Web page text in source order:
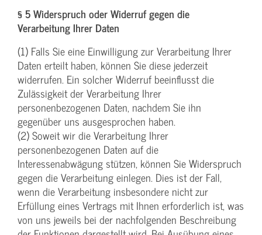
§ 5 Widerspruch oder Widerruf gegen die
Verarbeitung Ihrer Daten
(1) Falls Sie eine Einwilligung zur Verarbeitung Ihrer
Daten erteilt haben, können Sie diese jederzeit
widerrufen. Ein solcher Widerruf beeinflusst die
Zulässigkeit der Verarbeitung Ihrer
personenbezogenen Daten, nachdem Sie ihn
gegenüber uns ausgesprochen haben.
(2) Soweit wir die Verarbeitung Ihrer
personenbezogenen Daten auf die
Interessenabwägung stützen, können Sie Widerspruch
gegen die Verarbeitung einlegen. Dies ist der Fall,
wenn die Verarbeitung insbesondere nicht zur
Erfüllung eines Vertrags mit Ihnen erforderlich ist, was
von uns jeweils bei der nachfolgenden Beschreibung